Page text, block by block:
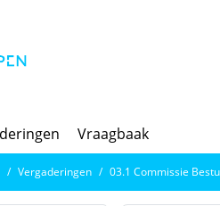
Vraagbaak
Vergaderingen 03.1 Commissie